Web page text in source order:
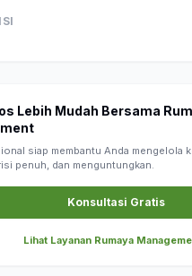
Lebih Mudah Bersama
siap membantu Anda mengelola
penuh, dan menguntungkan.
Konsultasi Gratis
Lihat Layanan Rumaya